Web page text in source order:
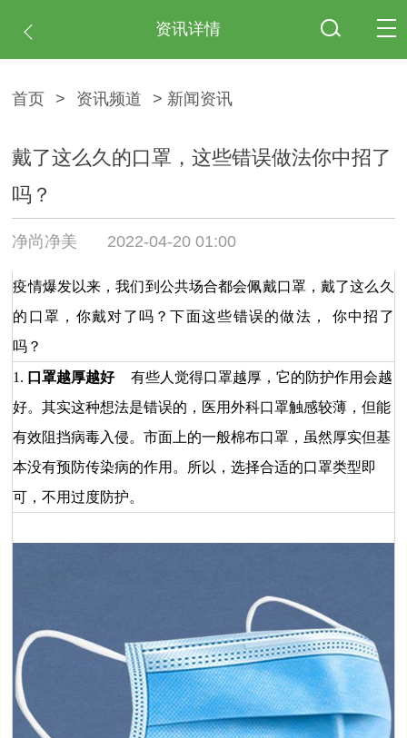
资讯详情
首页 > 资讯频道 > 新闻资讯
戴了这么久的口罩，这些错误做法你中招了
吗？
净尚净美 2022-04-20 01:00
疫情爆发以来，我们到公共场合都会佩戴口罩，戴了这么久
的口罩，你戴对了吗？下面这些错误的做法， 你中招了
吗？
1. 口罩越厚越好
有些人觉得口罩越厚，它的防护作用会越
好。其实这种想法是错误的，医用外科口罩触感较薄，但能
有效阻挡病毒入侵。市面上的一般棉布口罩，虽然厚实但基
本没有预防传染病的作用。所以，选择合适的口罩类型即
可，不用过度防护。